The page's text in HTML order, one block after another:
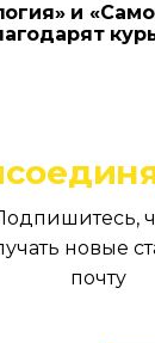
и
новые
почту